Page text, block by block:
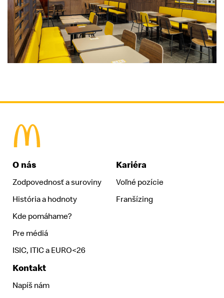
O nás
Zodpovednosť a suroviny
História a hodnoty
Kde pomáhame?
Pre médiá
ISIC, ITIC a EURO<26
Kariéra
Voľné pozície
Franšízing
Kontakt
Napíš nám